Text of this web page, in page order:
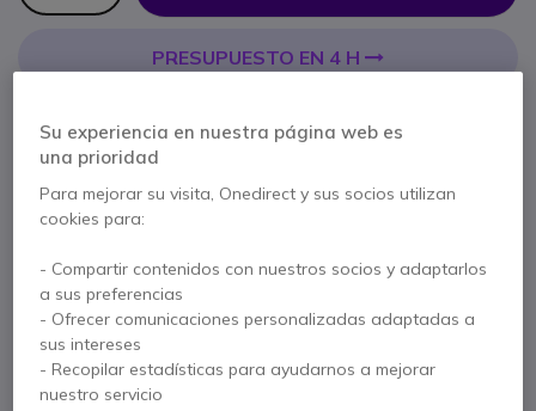
PRESUPUESTO EN 4 H
100+ productos en stock plataforma
Entrega:5-7 días
2 años de garantía
Paga en 3 pagos de 26,20 € Mostrar más
Su experiencia en nuestra página web es
una prioridad
Para mejorar su visita, Onedirect y sus socios utilizan
cookies para:
- Compartir contenidos con nuestros socios y adaptarlos
a sus preferencias
- Ofrecer comunicaciones personalizadas adaptadas a
sus intereses
- Recopilar estadísticas para ayudarnos a mejorar
nuestro servicio